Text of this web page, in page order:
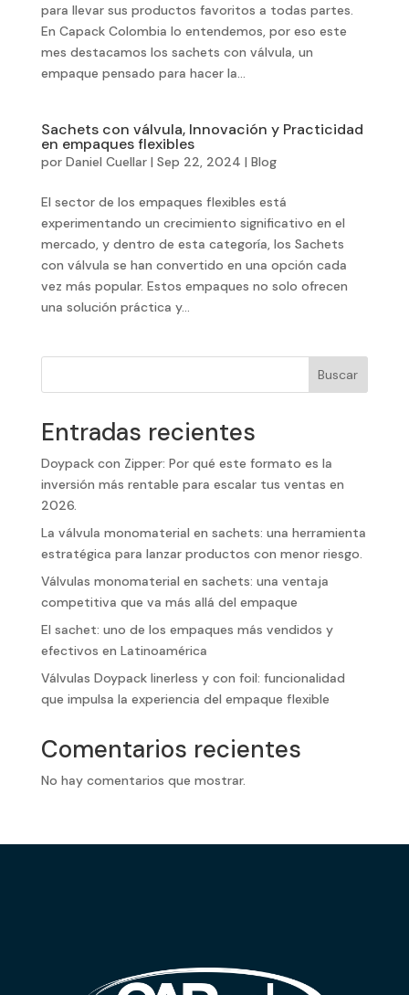
para llevar sus productos favoritos a todas partes.
En Capack Colombia lo entendemos, por eso este
mes destacamos los sachets con válvula, un
empaque pensado para hacer la...
Sachets con válvula, Innovación y Practicidad
en empaques flexibles
por Daniel Cuellar| Sep 22, 2024 | Blog
El sector de los empaques flexibles está
experimentando un crecimiento significativo en el
mercado, y dentro de esta categoría, los Sachets
con válvula se han convertido en una opción cada
vez más popular. Estos empaques no solo ofrecen
una solución práctica y...
Buscar
Entradas recientes
Doypack con Zipper: Por qué este formato es la
inversión más rentable para escalar tus ventas en
2026.
La válvula monomaterial en sachets: una herramienta
estratégica para lanzar productos con menor riesgo.
Válvulas monomaterial en sachets: una ventaja
competitiva que va más allá del empaque
El sachet: uno de los empaques más vendidos y
efectivos en Latinoamérica
Válvulas Doypack linerless y con foil: funcionalidad
que impulsa la experiencia del empaque flexible
Comentarios recientes
No hay comentarios que mostrar.